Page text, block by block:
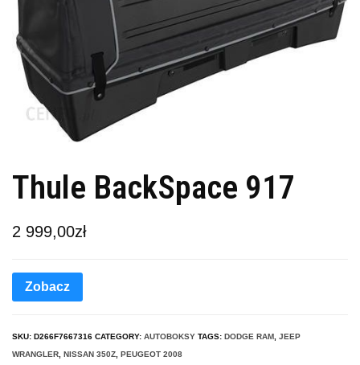
Thule BackSpace 917
2 999,00zł
Zobacz
SKU: D266F7667316 CATEGORY: AUTOBOKSY TAGS: DODGE RAM JEEP
WRANGLER NISSAN 350Z PEUGEOT 2008